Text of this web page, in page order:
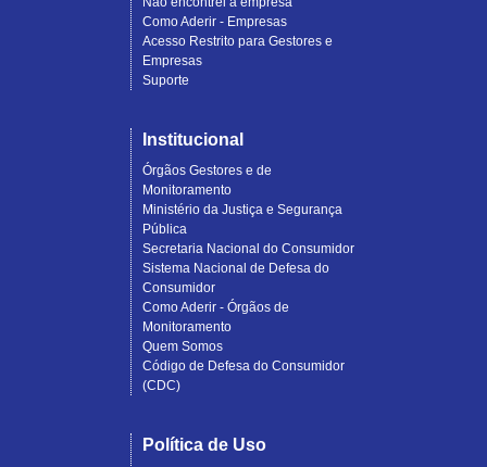
Como Aderir - Empresas
Acesso Restrito para Gestores e
Empresas
Suporte
Institucional
Órgãos Gestores e de
Monitoramento
Ministério da Justiça e Segurança
Pública
Secretaria Nacional do Consumidor
Sistema Nacional de Defesa do
Consumidor
Como Aderir - Órgãos de
Monitoramento
Quem Somos
Código de Defesa do Consumidor
(CDC)
Política de Uso